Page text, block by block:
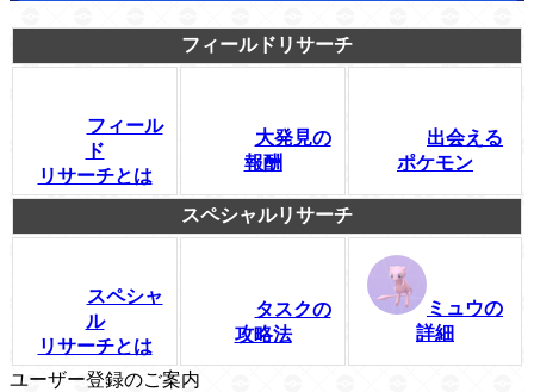
フィールドリサーチ
フィール
ド
リサーチとは
大発見の
報酬
出会える
ポケモン
スペシャルリサーチ
スペシャ
ル
リサーチとは
タスクの
攻略法
ミュウの
詳細
ユーザー登録のご案内